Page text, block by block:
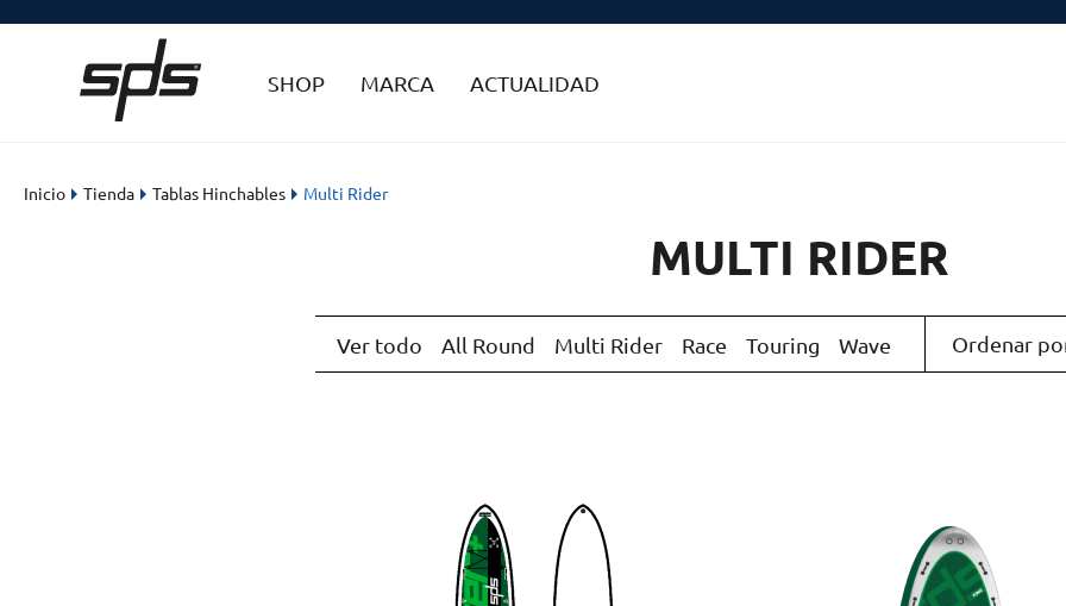
SHOP MARCA ACTUALIDAD
Inicio Tienda Tablas Hinchables Multi Rider
MULTI RIDER
Ver todo All Round Multi Rider Race Touring Wave